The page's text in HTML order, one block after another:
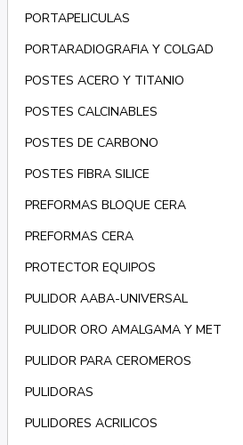
PORTAPELICULAS
PORTARADIOGRAFIA Y COLGAD
POSTES ACERO Y TITANIO
POSTES CALCINABLES
POSTES DE CARBONO
POSTES FIBRA SILICE
PREFORMAS BLOQUE CERA
PREFORMAS CERA
PROTECTOR EQUIPOS
PULIDOR AABA-UNIVERSAL
PULIDOR ORO AMALGAMA Y MET
PULIDOR PARA CEROMEROS
PULIDORAS
PULIDORES ACRILICOS